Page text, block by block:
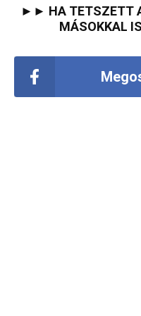
►► HA TETSZETT A
MÁSOKKAL